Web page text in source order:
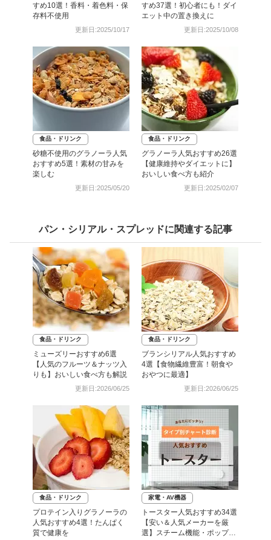
すめ10選！香料・着色料・保
存料不使用
更新日:2025/10/17
すめ37選！初心者にも！ダイ
エット中の置き換えに
更新日:2025/10/08
食品・ドリンク
砂糖不使用のグラノーラ人気
おすすめ5選！素材の甘みを
楽しむ
更新日:2025/05/20
食品・ドリンク
グラノーラ人気おすすめ26選
【健康維持やダイエットに】
おいしい食べ方も紹介
更新日:2025/02/07
パン・シリアル・スプレッドに関連する記事
食品・ドリンク
ミューズリーおすすめ6選
【人気のフルーツ＆ナッツ入
りも】おいしい食べ方も解説
更新日:2026/06/25
食品・ドリンク
ブランシリアル人気おすすめ
4選【食物繊維豊富！朝食や
おやつに最適】
更新日:2026/06/25
食品・ドリンク
プロテイン入りグラノーラの
人気おすすめ4選！たんぱく
質で健康を
家電・AV機器
トースター人気おすすめ34選
【安い＆人気メーカーを厳
選】スチーム機能・ポップア